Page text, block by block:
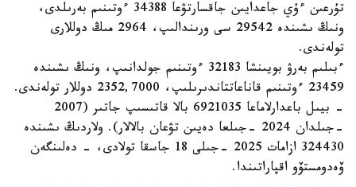
تۇرعىن ءۇي جاعدايىن جاقسارتۋعا 34388 ءوتىنىم بەرىلدى،
ونىڭ ىشىندە 29542 سى ورىندالىپ، 2964 مىڭ دوللارى
تولەندى.
ءبىلىم بەرۋ بويىنشا 32183 ءوتىنىم جولدانىپ، ونىڭ ىشىندە
23459 ءوتىنىم قاناعاتتاندىرىلىپ، 2352,7000 دوللار تولەندى.
- بيىل باعدارلاماعا 6921035 بالا قاتىسىپ جاتىر (2007
-جىلدان 2024 -جىلعا دەيىن تۋعان بالالار). ولاردىڭ ىشىندە
324430 ازامات 2025 -جىلى 18 جاسقا تولادى، - دەلىنگەن
ۆەدومستۆو اقپاراتىندا.